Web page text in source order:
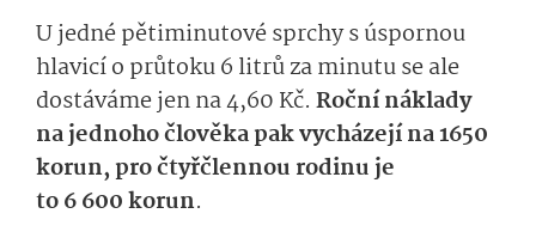
U jednépětimi­nutové sprchys úspor­nou
hlavicío prů­toku6 litrů za minutuse ale
dostáváme jen na4,60 Kč. Roční náklady
na jednoho člověkapak vycházejína 1650
korun, pro čtyřčlennou rodinuje
to6 600korun­.